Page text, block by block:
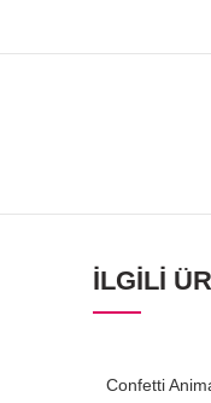
İLGILI
Confetti